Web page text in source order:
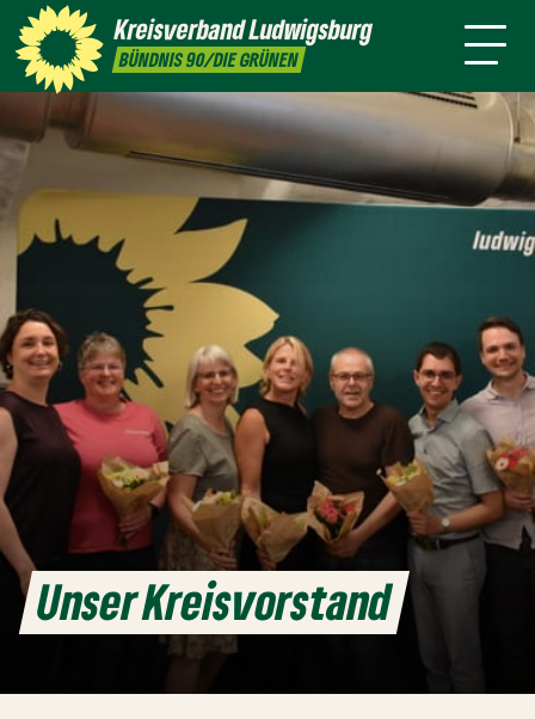
KreisverbandLudwigsburg
BÜNDNIS 90/DIE GRÜNEN
Sandra
Detzer
Silke
Gericke
Meike
Günter
sind
Unser Kreisvorstand